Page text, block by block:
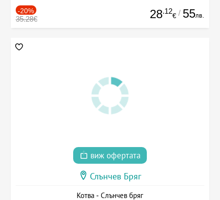
-20%
35.28€ 28.12
€ / 55лв.
виж офертата
Слънчев Бряг
Котва - Слънчев бряг